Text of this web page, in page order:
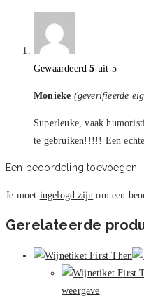
Gewaardeerd5 uit 5
Monieke (geverifieerde
Superleuke, vaak
te gebruiken!!!!! Een
Een beoordeling toevoegen
Je moet ingelogd zijn om een
Gerelateerde
weergave